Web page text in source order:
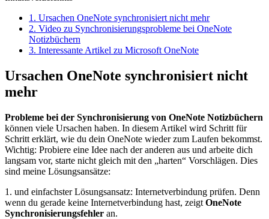
1. Ursachen OneNote synchronisiert nicht mehr
2. Video zu Synchronisierungsprobleme bei OneNote
Notizbüchern
3. Interessante Artikel zu Microsoft OneNote
Ursachen OneNote synchronisiert nicht
mehr
Probleme bei der Synchronisierung von OneNote Notizbüchern
können viele Ursachen haben. In diesem Artikel wird Schritt für
Schritt erklärt, wie du dein OneNote wieder zum Laufen bekommst.
Wichtig: Probiere eine Idee nach der anderen aus und arbeite dich
langsam vor, starte nicht gleich mit den „harten“ Vorschlägen. Dies
sind meine Lösungsansätze:
1. und einfachster Lösungsansatz: Internetverbindung prüfen. Denn
wenn du gerade keine Internetverbindung hast, zeigt OneNote
Synchronisierungsfehler an.